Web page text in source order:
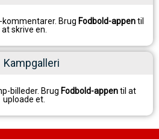
kommentarer. Brug Fodbold-appentil
at skrive en.
Kampgalleri
billeder. Brug Fodbold-appentil at
uploade et.